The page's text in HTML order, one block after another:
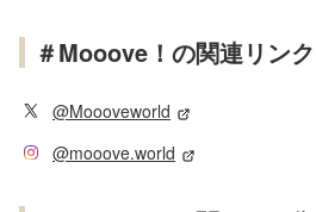
＃Mooove！の関連リンク
@Moooveworld
@mooove.world